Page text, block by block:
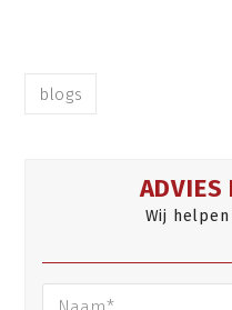
blogs
ADVIES
Wij